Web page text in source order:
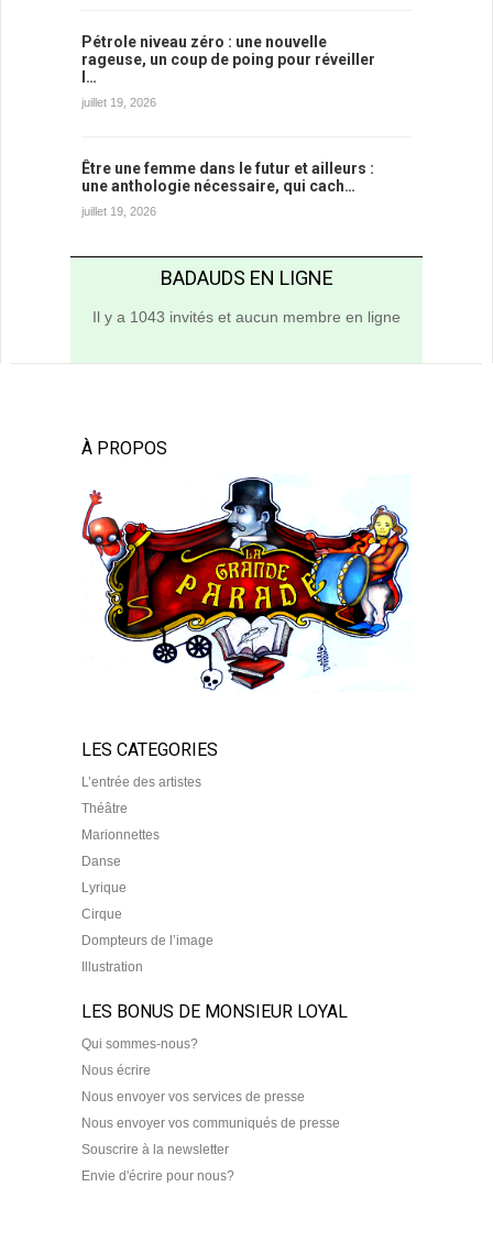
Pétrole niveau zéro : une nouvelle
rageuse, un coup de poing pour réveiller
l…
juillet 19, 2026
Être une femme dans le futur et ailleurs :
une anthologie nécessaire, qui cach…
juillet 19, 2026
BADAUDS EN LIGNE
Il y a 1043 invités et aucun membre en ligne
À PROPOS
LES CATEGORIES
L’entrée des artistes
Théâtre
Marionnettes
Danse
Lyrique
Cirque
Dompteurs de l’image
Illustration
LES BONUS DE MONSIEUR LOYAL
Qui sommes-nous?
Nous écrire
Nous envoyer vos services de presse
Nous envoyer vos communiqués de presse
Souscrire à la newsletter
Envie d'écrire pour nous?